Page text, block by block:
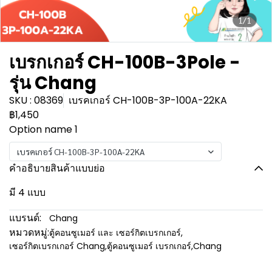
1/1
เบรกเกอร์ CH-100B-3Pole -
รุ่น Chang
SKU : 08369 เบรคเกอร์ CH-100B-3P-100A-22KA
฿1,450
Option name 1
เบรคเกอร์ CH-100B-3P-100A-22KA
คำอธิบายสินค้าแบบย่อ
มี 4 แบบ
แบรนด์:
Chang
หมวดหมู่:ตู้คอนซูเมอร์ และ เซอร์กิตเบรกเกอร์,
เซอร์กิตเบรกเกอร์ Chang,ตู้คอนซูเมอร์ เบรกเกอร์,Chang